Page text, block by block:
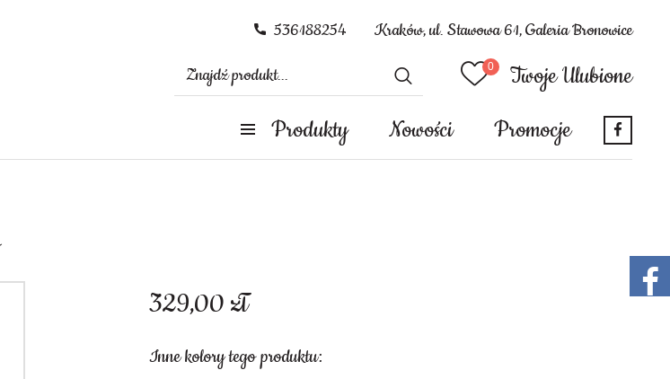
Kraków, ul. Stawowa 61, Galeria Bronowice
536188254
Twoje Ulubione
Produkty
Nowości Promocje
329,00 zł
Inne kolory tego produktu: